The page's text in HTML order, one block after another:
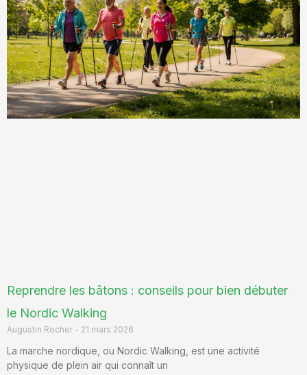
Reprendre les bâtons : conseils pour bien débuter
le Nordic Walking
Augustin Rocher 21 mars 2026
La marche nordique, ou Nordic Walking, est une activité
physique de plein air qui connaît un